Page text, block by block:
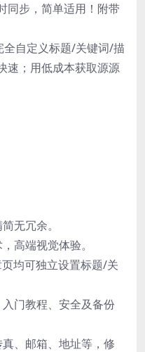
同步，简单适用！附带
自定义标题/关键词/描
速；用低成本获取源源
无冗余。
高端视觉体验。
均可独立设置标题/关
门教程、安全及备份
、邮箱、地址等，修